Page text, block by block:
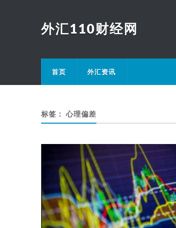
外汇110财经网
首页 外汇资讯
标签： 心理偏差